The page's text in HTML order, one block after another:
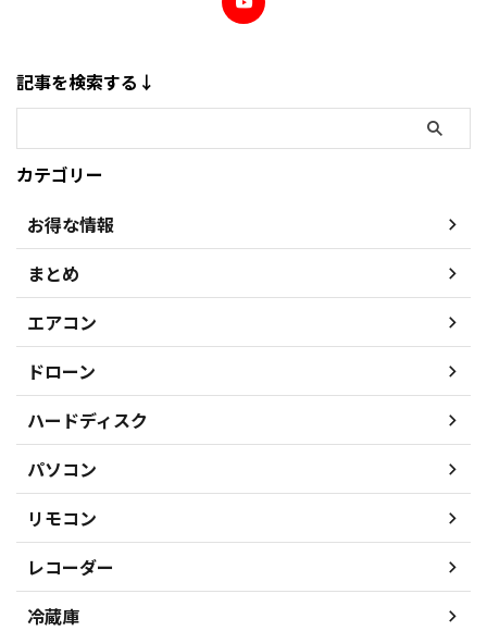
記事を検索する↓
カテゴリー
お得な情報
まとめ
エアコン
ドローン
ハードディスク
パソコン
リモコン
レコーダー
冷蔵庫